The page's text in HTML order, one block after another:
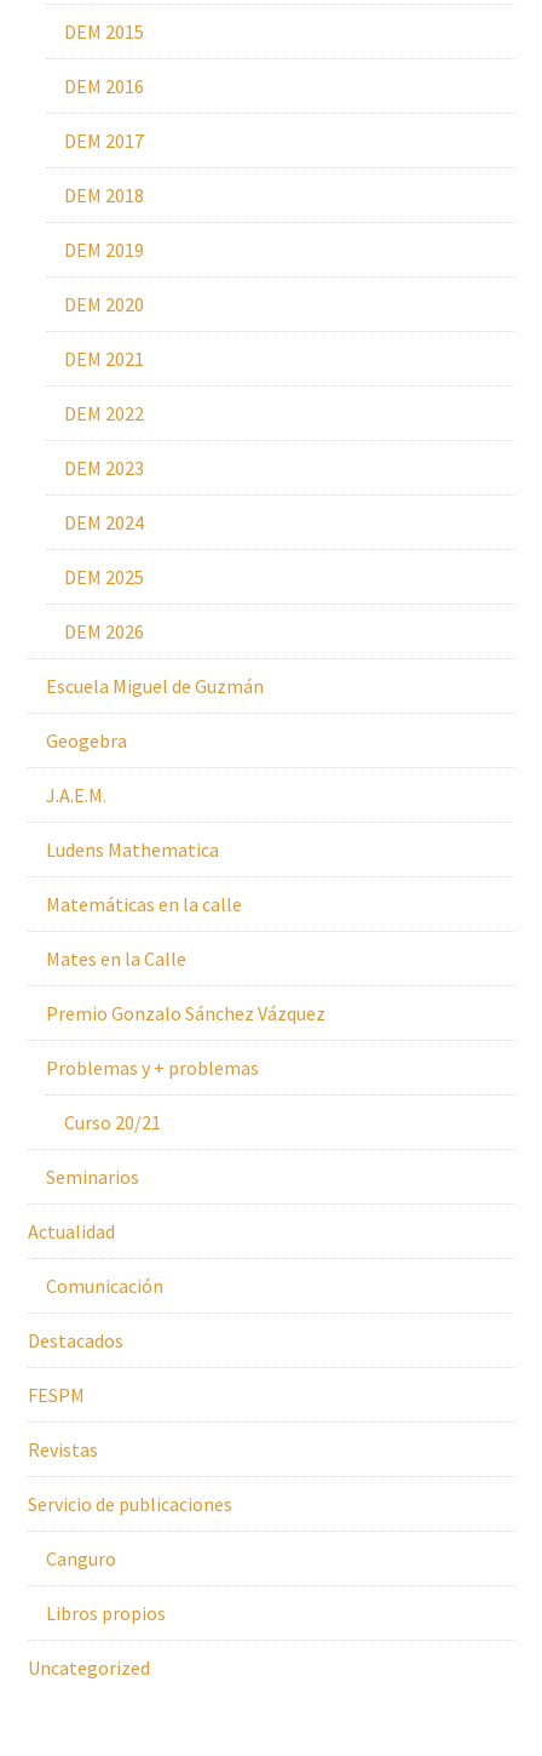
DEM 2015
DEM 2016
DEM 2017
DEM 2018
DEM 2019
DEM 2020
DEM 2021
DEM 2022
DEM 2023
DEM 2024
DEM 2025
DEM 2026
Escuela Miguel de Guzmán
Geogebra
J.A.E.M.
Ludens Mathematica
Matemáticas en la calle
Mates en la Calle
Premio Gonzalo Sánchez Vázquez
Problemas y + problemas
Curso 20/21
Seminarios
Actualidad
Comunicación
Destacados
FESPM
Revistas
Servicio de publicaciones
Canguro
Libros propios
Uncategorized